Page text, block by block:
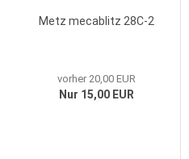
Metz mecablitz 28C-2
vorher 20,00 EUR
Nur 15,00 EUR